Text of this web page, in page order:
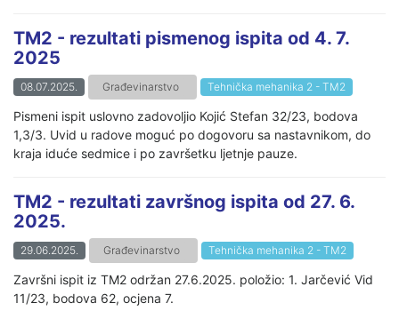
TM2 - rezultati pismenog ispita od 4. 7.
2025
08.07.2025. Građevinarstvo Tehnička mehanika 2 - TM2
Pismeni ispit uslovno zadovoljio Kojić Stefan 32/23, bodova
1,3/3. Uvid u radove moguć po dogovoru sa nastavnikom, do
kraja iduće sedmice i po završetku ljetnje pauze.
TM2 - rezultati završnog ispita od 27. 6.
2025.
29.06.2025. Građevinarstvo Tehnička mehanika 2 - TM2
Završni ispit iz TM2 održan 27.6.2025. položio: 1. Jarčević Vid
11/23, bodova 62, ocjena 7.